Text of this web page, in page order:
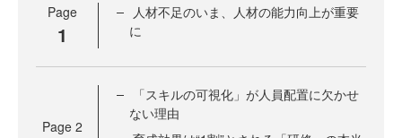
Page
1
人材不足のいま、人材の能力向上が重要
に
Page 2
「スキルの可視化」が人員配置に欠かせ
ない理由